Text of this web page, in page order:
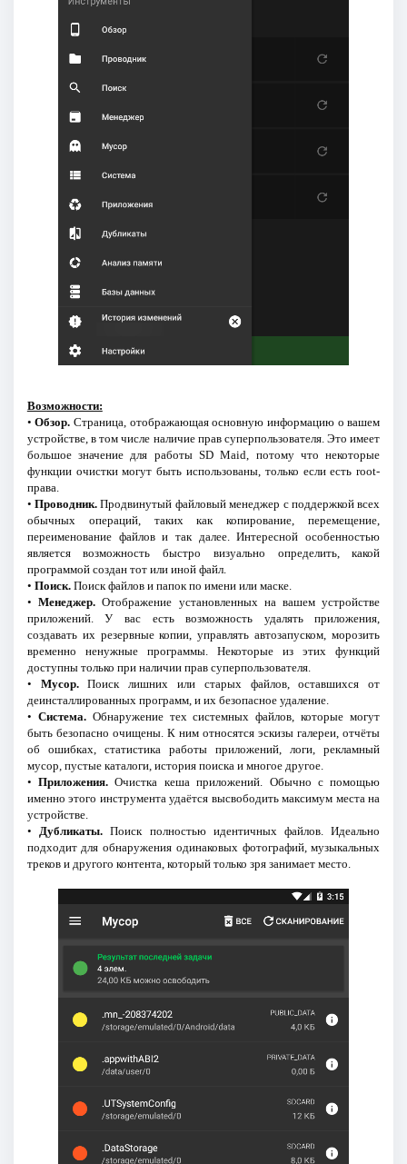
Возможности:
•Обзор. Страница, отображающая основную информацию о вашем
устройстве, в том числе наличие прав суперпользователя. Это имеет
большое значение для работы SD Maid, потому что некоторые
функции очистки могут быть использованы, только если есть root-
права.
•Проводник. Продвинутый файловый менеджер с поддержкой всех
обычных операций, таких как копирование, перемещение,
переименование файлов и так далее. Интересной особенностью
является возможность быстро визуально определить, какой
программой создан тот или иной файл.
• Поиск.Поиск файлов и папок по имени или маске.
•Менеджер. Отображение установленных на вашем устройстве
приложений. У вас есть возможность удалять приложения,
создавать их резервные копии, управлять автозапуском, морозить
временно ненужные программы. Некоторые из этих функций
доступны только при наличии прав суперпользователя.
• Мусор.Поиск лишних или старых файлов, оставшихся от
деинсталлированных программ, и их безопасное удаление.
• Система.Обнаружение тех системных файлов, которые могут
быть безопасно очищены. К ним относятся эскизы галереи, отчёты
об ошибках, статистика работы приложений, логи, рекламный
мусор, пустые каталоги, история поиска и многое другое.
•Приложения. Очистка кеша приложений. Обычно с помощью
именно этого инструмента удаётся высвободить максимум места на
устройстве.
•Дубликаты. Поиск полностью идентичных файлов. Идеально
подходит для обнаружения одинаковых фотографий, музыкальных
треков и другого контента, который только зря занимает место.